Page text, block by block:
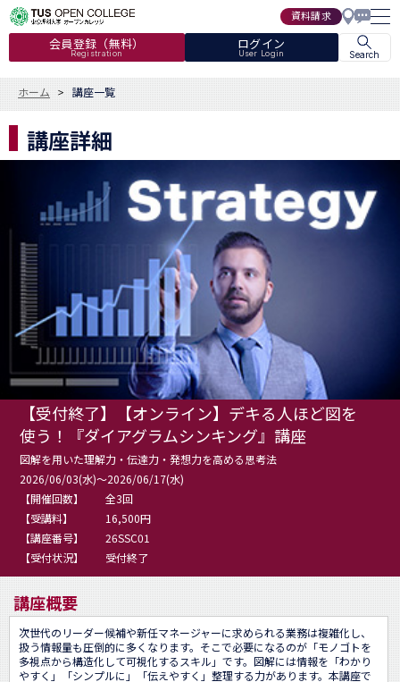
資料請求
会員登録（無料）
Registration
ログイン
User Login Search
ホーム 講座一覧
講座詳細
【受付終了】【オンライン】デキる人ほど図を
使う！『ダイアグラムシンキング』講座
図解を用いた理解力・伝達力・発想力を高める思考法
2026/06/03(水)～2026/06/17(水)
【開催回数】
全3回
【受講料】
16,500円
【講座番号】
26SSC01
【受付状況】
受付終了
講座概要
次世代のリーダー候補や新任マネージャーに求められる業務は複雑化し、
扱う情報量も圧倒的に多くなります。そこで必要になるのが「モノゴトを
多視点から構造化して可視化するスキル」です。図解には情報を「わかり
やすく」「シンプルに」「伝えやすく」整理する力があります。本講座で